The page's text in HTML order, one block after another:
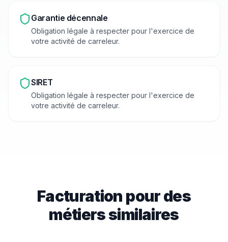
Garantie décennale
Obligation légale à respecter pour l'exercice de
votre activité de carreleur.
SIRET
Obligation légale à respecter pour l'exercice de
votre activité de carreleur.
Facturation pour des
métiers similaires